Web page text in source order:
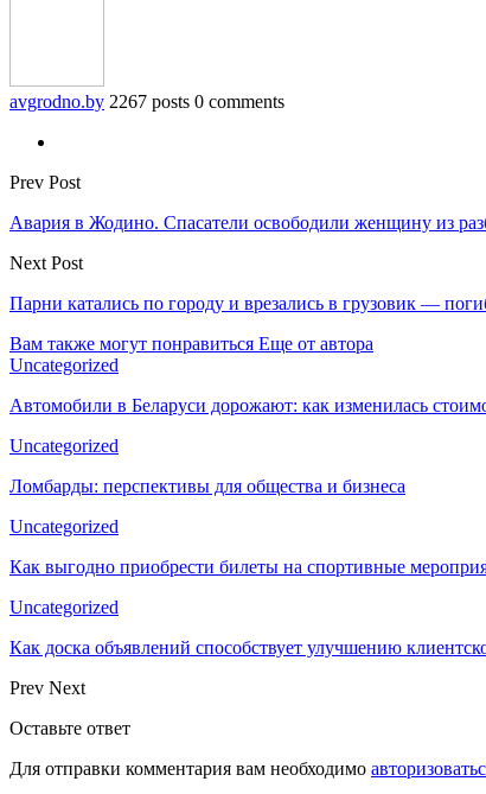
avgrodno.by 2267 posts 0 comments
Prev Post
Авария в Жодино. Спасатели освободили женщину из
Next Post
Парни катались по городу и врезались в грузовик —
Вам также могут понравиться Еще от автора
Uncategorized
Автомобили в Беларуси дорожают: как изменилась
Uncategorized
Ломбарды: перспективы для общества и бизнеса
Uncategorized
Как выгодно приобрести билеты на спортивные
Uncategorized
Как доска объявлений способствует улучшению
Prev Next
Оставьте ответ
Для отправки комментария вам необходимо